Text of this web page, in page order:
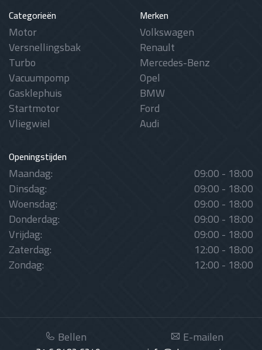
Categorieën
Motor
Versnellingsbak
Turbo
Vacuumpomp
Gasklephuis
Startmotor
Vliegwiel
Merken
Volkswagen
Renault
Mercedes-Benz
Opel
BMW
Ford
Audi
Openingstijden
Maandag: 09:00 - 18:00
Dinsdag: 09:00 - 18:00
Woensdag: 09:00 - 18:00
Donderdag: 09:00 - 18:00
Vrijdag: 09:00 - 18:00
Zaterdag: 12:00 - 18:00
Zondag: 12:00 - 18:00
Bellen E-mailen